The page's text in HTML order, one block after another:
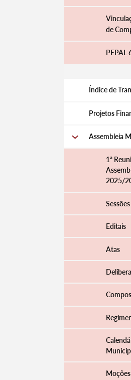
de
PEPAL
Índice de
Projetos
Assembleia
1ª
2025/
Editais
Atas
Moções